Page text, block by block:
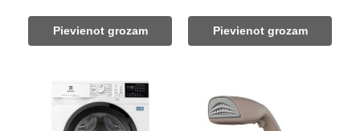
was:
1
Pievienot grozam
was:
313,00 €.
Pievienot grozam